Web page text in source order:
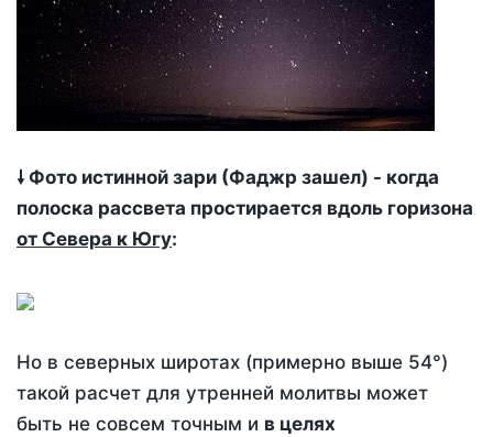
🠗 Фото истинной зари (Фаджр зашел) - когда
полоска рассвета простирается вдоль горизона
от Севера к Югу:
Но в северных широтах (примерно выше 54°)
такой расчет для утренней молитвы может
быть не совсем точным и в целях